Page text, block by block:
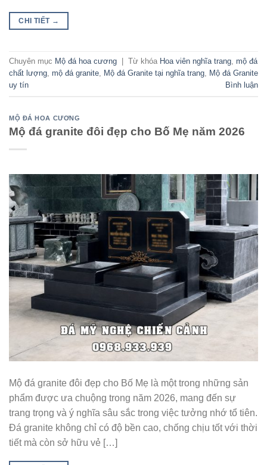
CHI TIẾT →
Chuyên mục Mộ đá hoa cương Từ khóa Hoa viên nghĩa trang, mộ đá
chất lượng, mộ đá granite, Mộ đá Granite tại nghĩa trang, Mộ đá Granite
uy tín
Bình luận
MỘ ĐÁ HOA CƯƠNG
Mộ đá granite đôi đẹp cho Bố Mẹ năm 2026
Mộ đá granite đôi đẹp cho Bố Mẹ là một trong những sản
phẩm được ưa chuộng trong năm 2026, mang đến sự
trang trọng và ý nghĩa sâu sắc trong việc tưởng nhớ tổ tiên.
Đá granite không chỉ có độ bền cao, chống chịu tốt với thời
tiết mà còn sở hữu vẻ […]